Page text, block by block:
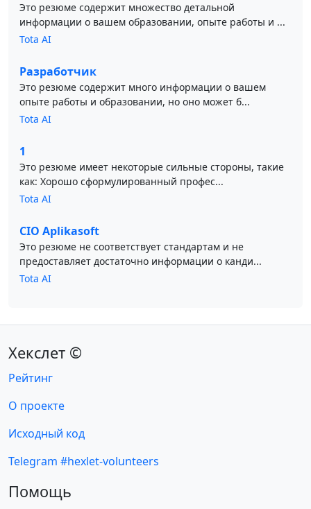
Это резюме содержит множество детальной
информации о вашем образовании, опыте работы и ...
Tota AI
Разработчик
Это резюме содержит много информации о вашем
опыте работы и образовании, но оно может б...
Tota AI
1
Это резюме имеет некоторые сильные стороны, такие
как: Хорошо сформулированный профес...
Tota AI
CIO Aplikasoft
Это резюме не соответствует стандартам и не
предоставляет достаточно информации о канди...
Tota AI
Хекслет ©
Рейтинг
О проекте
Исходный код
Telegram #hexlet-volunteers
Помощь